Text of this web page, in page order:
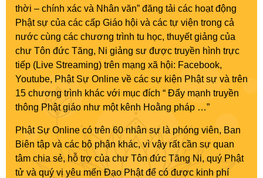
thời – chính xác và Nhân văn” đăng tải các hoạt động
Phật sự của các cấp Giáo hội và các tự viện trong cả
nước cùng các chương trình tu học, thuyết giảng của
chư Tôn đức Tăng, Ni giảng sư được truyền hình trực
tiếp (Live Streaming) trên mạng xã hội: Facebook,
Youtube, Phật Sự Online về các sự kiện Phật sự và trên
15 chương trình khác với mục đích “ Đẩy mạnh truyền
thông Phật giáo như một kênh Hoằng pháp …”
Phật Sự Online có trên 60 nhân sự là phóng viên, Ban
Biên tập và các bộ phận khác, vì vậy rất cần sự quan
tâm chia sẻ, hỗ trợ của chư Tôn đức Tăng Ni, quý Phật
tử và quý vị yêu mến Đạo Phật để có được kinh phí